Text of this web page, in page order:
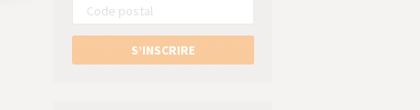
S’INSCRIRE